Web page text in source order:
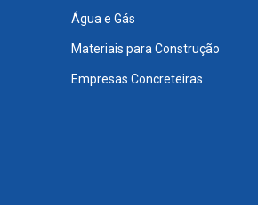
Água e Gás
Materiais para Construção
Empresas Concreteiras